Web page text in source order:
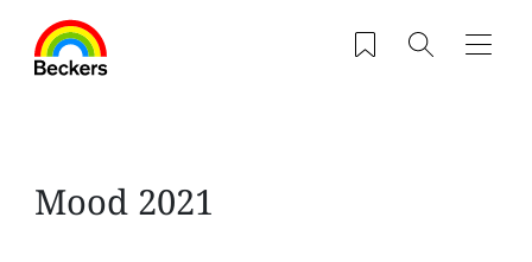
Saved products
Søg
Mood 2021